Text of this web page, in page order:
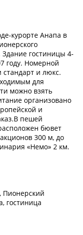
курорте Анапа в
Здание гостиницы 4-
году. Номерной
стандарт и люкс.
для
можно взять
организовано
и
пешей
бювет
300 м, до
«Немо» 2 км.
Пионерский
гостиница